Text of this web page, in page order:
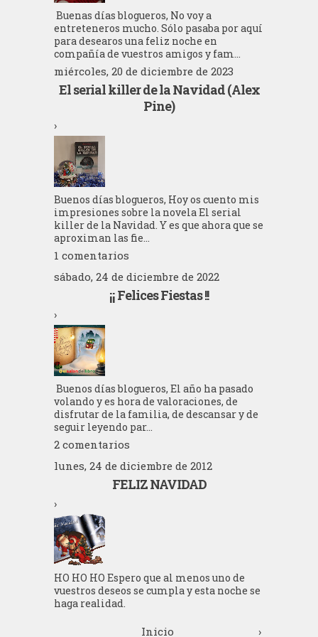
Buenas días blogueros, No voy a
entreteneros mucho. Sólo pasaba por aquí
para desearos una feliz noche en
compañía de vuestros amigos y fam...
miércoles, 20 de diciembre de 2023
El serial killer de la Navidad (Alex
Pine)
›
Buenos días blogueros, Hoy os cuento mis
impresiones sobre la novela El serial
killer de la Navidad. Y es que ahora que se
aproximan las fie...
1 comentarios
sábado, 24 de diciembre de 2022
¡¡ Felices Fiestas !!
›
Buenos días blogueros, El año ha pasado
volando y es hora de valoraciones, de
disfrutar de la familia, de descansar y de
seguir leyendo par...
2 comentarios
lunes, 24 de diciembre de 2012
FELIZ NAVIDAD
›
HO HO HO Espero que al menos uno de
vuestros deseos se cumpla y esta noche se
haga realidad.
›
Inicio